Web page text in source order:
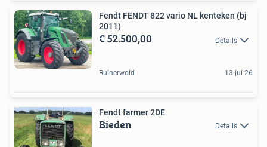
Fendt FENDT 822 vario NL kenteken (bj
2011)
€ 52.500,00 Details
Ruinerwold 13 jul 26
Fendt farmer 2DE
Bieden Details